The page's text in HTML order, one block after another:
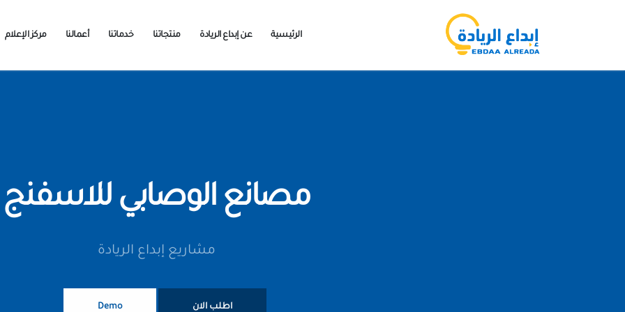
الرئيسية عن إبداع الريادة منتجاتنا خدماتنا أعمالنا مركز الإعلام
مصانع الوصابي للاسفنج
مشاريع إبداع الريادة
اطلب الان Demo